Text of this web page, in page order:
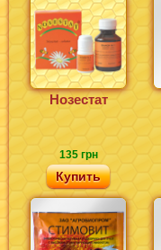
Нозестат
135 грн
Купить